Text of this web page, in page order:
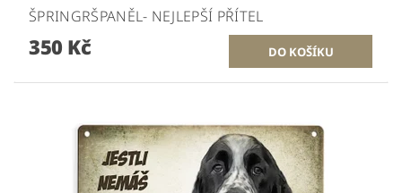
ŠPRINGRŠPANĚL- NEJLEPŠÍ PŘÍTEL
350 Kč